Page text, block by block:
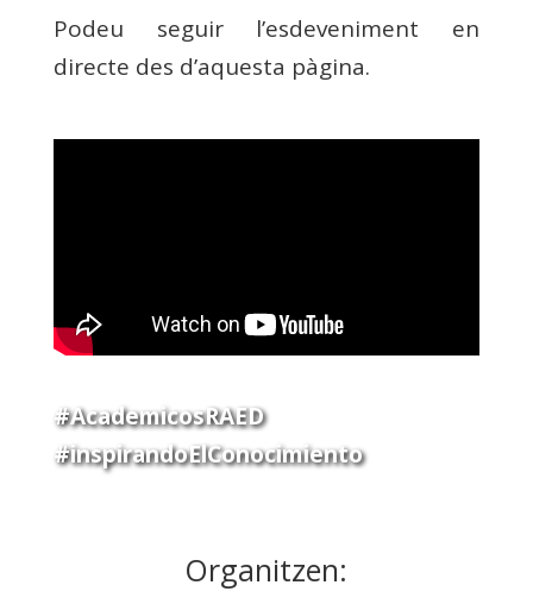
Podeu seguir l’esdeveniment en
directe des d’aquesta pàgina.
#AcademicosRAED
#inspirandoElConocimiento
Organitzen: